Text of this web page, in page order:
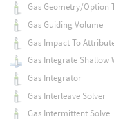
Gas Geometry/Option
Gas Guiding Volume
Gas Impact To
Gas Integrate Shallow
Gas Integrator
Gas Interleave Solver
Gas Intermittent Solve